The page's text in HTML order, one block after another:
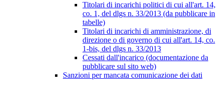
Titolari di incarichi politici di cui all'art. 14,
co. 1, del dlgs n. 33/2013 (da pubblicare in
tabelle)
Titolari di incarichi di amministrazione, di
direzione o di governo di cui all'art. 14, co.
1-bis, del dlgs n. 33/2013
Cessati dall'incarico (documentazione da
pubblicare sul sito web)
Sanzioni per mancata comunicazione dei dati